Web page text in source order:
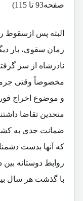
صفحه93 تا 115)
زمان سقوی، بار
نادرشاه از سر
مخصوصاً وقتی
و موضوع اخراج
متحدین تقاضا
ضمانت جدی به
که آنها بدست
روابط دوستانه
با گذشت هر سال